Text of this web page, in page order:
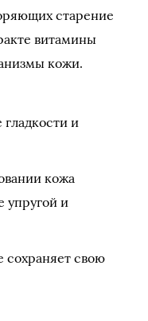
старение
витамины
кожи.
и
кожа
упругой и
свою